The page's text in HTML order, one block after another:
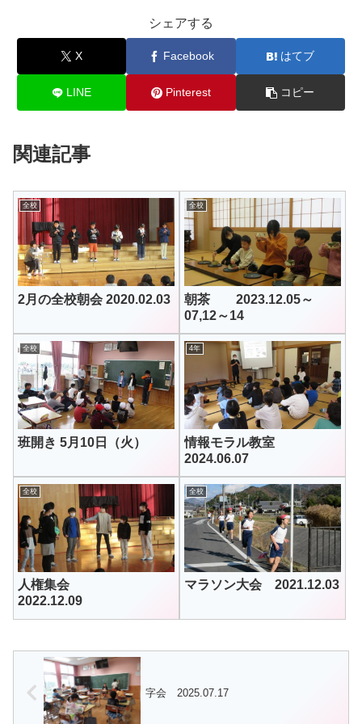
シェアする
X Facebook はてブ
LINE Pinterest コピー
関連記事
全校
2月の全校朝会 2020.02.03
全校
朝茶 2023.12.05～
07,12～14
全校
班開き 5月10日（火）
4年
情報モラル教室
2024.06.07
全校
人権集会
2022.12.09
全校
マラソン大会 2021.12.03
字会 2025.07.17